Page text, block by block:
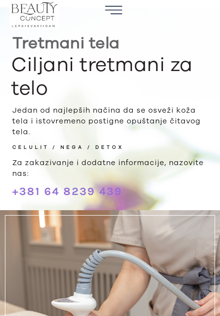
Tretmani tela
Ciljani tretmani za
telo
Jedan od najlepših načina da se osveži koža
tela i istovremeno postigne opuštanje čitavog
tela.
CELULIT / NEGA / DETOX
Za zakazivanje i dodatne informacije, nazovite
nas:
+381 64 8239 439